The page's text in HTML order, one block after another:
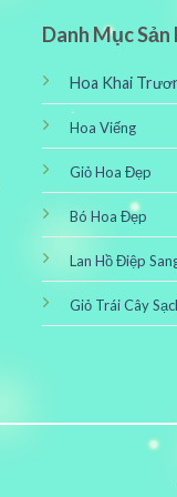
Danh Mục Sản
Hoa Khai
Hoa Viếng
Giỏ Hoa Đẹp
Bó Hoa Đẹp
Lan Hồ Điệp
Giỏ Trái Cây